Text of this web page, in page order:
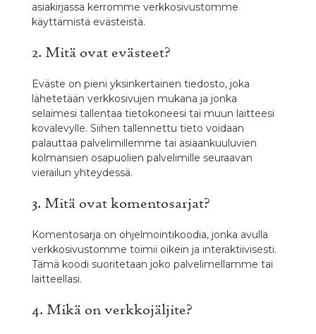
asiakirjassa kerromme verkkosivustomme
käyttämistä evästeistä.
2. Mitä ovat evästeet?
Eväste on pieni yksinkertainen tiedosto, joka
lähetetään verkkosivujen mukana ja jonka
selaimesi tallentaa tietokoneesi tai muun laitteesi
kovalevylle. Siihen tallennettu tieto voidaan
palauttaa palvelimillemme tai asiaankuuluvien
kolmansien osapuolien palvelimille seuraavan
vierailun yhteydessä.
3. Mitä ovat komentosarjat?
Komentosarja on ohjelmointikoodia, jonka avulla
verkkosivustomme toimii oikein ja interaktiivisesti.
Tämä koodi suoritetaan joko palvelimellamme tai
laitteellasi.
4. Mikä on verkkojäljite?